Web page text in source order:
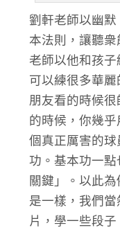
劉軒老師以幽
本法則，讓聽
老師以他和孩
可以練很多華
朋友看的時候
的時候，你幾
個真正厲害的
功。基本功一
關鍵」。以此
是一樣，我們
片，學一些段